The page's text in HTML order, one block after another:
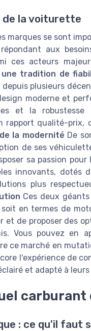
de la voiturette
marques se sont
aux
ces acteurs
une tradition de
plusieurs
moderne et
et la
rapport qualité-prix,
la modernité De
de ses
sa passion
innovants, dotés
plus
Ces deux
en termes de
et de proposer des
Vous pouvez en
ce marché en
l'expérience de
et adapté à leurs
carburant
: ce qu'il faut